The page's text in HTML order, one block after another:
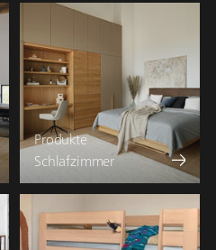
Produkte
Schlafzimmer